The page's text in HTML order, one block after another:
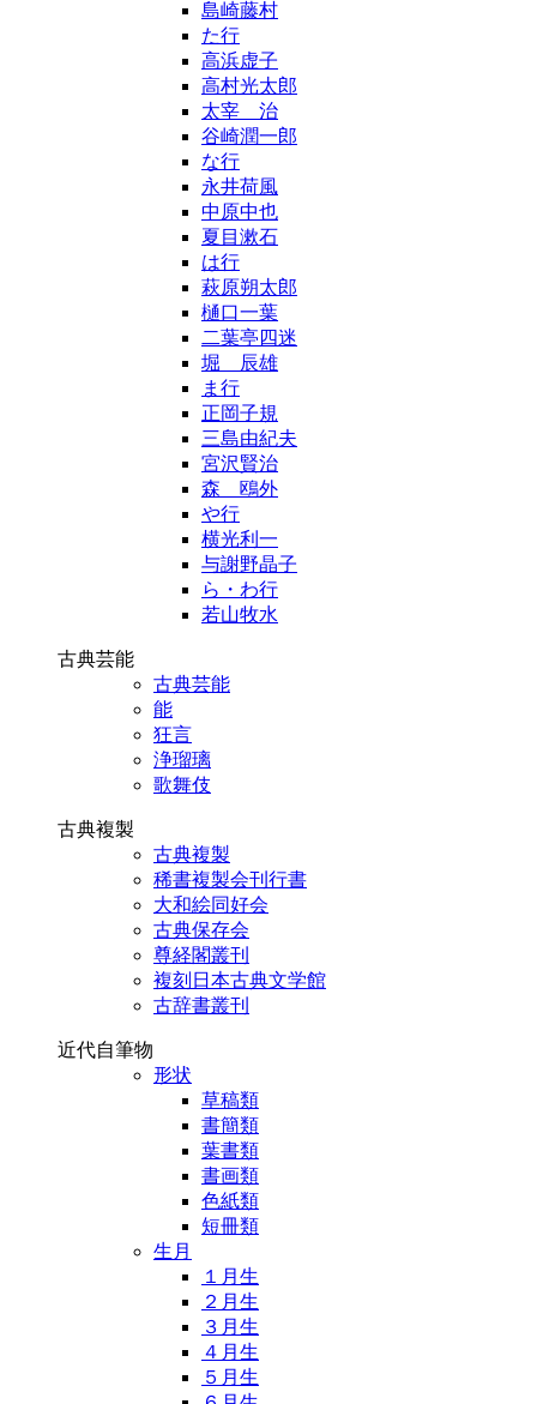
島崎藤村
た行
高浜虚子
高村光太郎
太宰 治
谷崎潤一郎
な行
永井荷風
中原中也
夏目漱石
は行
萩原朔太郎
樋口一葉
二葉亭四迷
堀 辰雄
ま行
正岡子規
三島由紀夫
宮沢賢治
森 鴎外
や行
横光利一
与謝野晶子
ら・わ行
若山牧水
古典芸能
古典芸能
能
狂言
浄瑠璃
歌舞伎
古典複製
古典複製
稀書複製会刊行書
大和絵同好会
古典保存会
尊経閣叢刊
複刻日本古典文学館
古辞書叢刊
近代自筆物
形状
草稿類
書簡類
葉書類
書画類
色紙類
短冊類
生月
１月生
２月生
３月生
４月生
５月生